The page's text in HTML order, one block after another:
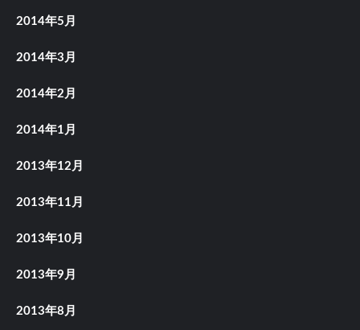
2014年5月
2014年3月
2014年2月
2014年1月
2013年12月
2013年11月
2013年10月
2013年9月
2013年8月